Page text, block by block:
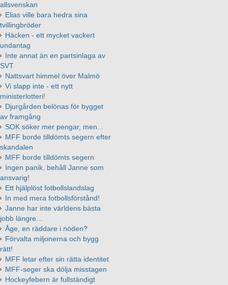
allsvenskan
Elias ville bara hedra sina
tvillingbröder
Häcken - ett mycket vackert
undantag
Inte annat än en partsinlaga av
SVT
Nattsvart himmel över Malmö
Vi slapp inte - ett nytt
ministerlotteri!
Djurgården belönas för bygget
av framgång
SOK söker mer pengar, men...
MFF borde tilldömts segern efter
skandalen
MFF borde tilldömts segern
Ingen panik, behåll Janne som
ansvarig!
Ett hjälplöst fotbollslandslag
In med mera fotbollsförstånd!
Janne har inte världens bästa
jobb längre...
Åge, en räddare i nöden?
Förvalta miljonerna och bygg
rätt!
MFF letar efter sin rätta identitet
MFF-seger ska dölja misstagen
Hockeyfebern är fullständigt